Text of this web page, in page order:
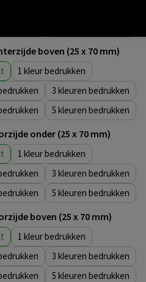
boven (25 x 70 mm)
1
3
5
onder (25 x 70 mm)
1
3
5
boven (25 x 70 mm)
1
3
5